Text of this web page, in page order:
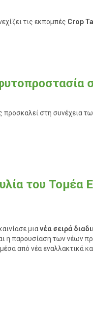
τις εκπομπές Crop
στη συνέχεια
του Τομέα
μιανέα σειρά
η παρουσίαση των νέων
από νέα εναλλακτικά